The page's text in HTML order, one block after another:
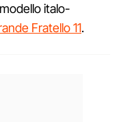
italo-
Fratello 11.